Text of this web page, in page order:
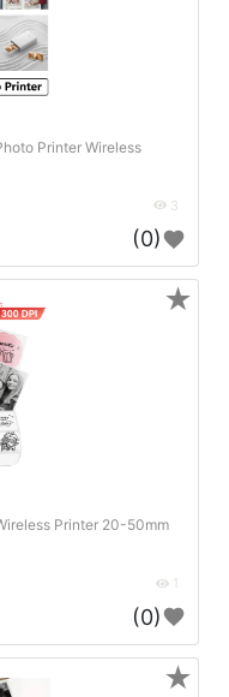
Printer Wireless
3
(0)
Printer 20-50mm
1
(0)
★
★